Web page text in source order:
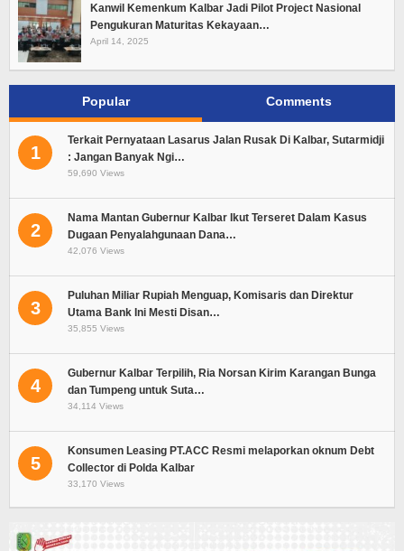
Kanwil Kemenkum Kalbar Jadi Pilot Project Nasional
Pengukuran Maturitas Kekayaan…
April 14, 2025
Popular Comments
1
Terkait Pernyataan Lasarus Jalan Rusak Di Kalbar, Sutarmidji
: Jangan Banyak Ngi…
59,690 Views
2
Nama Mantan Gubernur Kalbar Ikut Terseret Dalam Kasus
Dugaan Penyalahgunaan Dana…
42,076 Views
3
Puluhan Miliar Rupiah Menguap, Komisaris dan Direktur
Utama Bank Ini Mesti Disan…
35,855 Views
4
Gubernur Kalbar Terpilih, Ria Norsan Kirim Karangan Bunga
dan Tumpeng untuk Suta…
34,114 Views
5
Konsumen Leasing PT.ACC Resmi melaporkan oknum Debt
Collector di Polda Kalbar
33,170 Views